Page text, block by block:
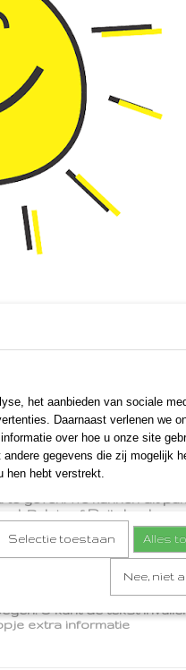
en zoetekauwen
Een lekker aardbei
en natuurlijk
Zeute Aardbei uit
45 ml. Een dipstroopje
en port. Heerlijk bij kaas
harde maar ook broze
Limburgse bodem
Een "ondeugende"
van speciale
smaken. Zowel zoet als
tekst proficiat van
met folie en lint zodat u
te geven. We kunnen dit
Belgie of Duitsland
uiteraard ook
geheel gratis een
U kunt de tekst
extra informatie
het aanbieden van sociale
Daarnaast verlenen we
over hoe u onze site
gegevens die zij mogelijk
hen hebt verstrekt.
Selectie toestaan Alles
Nee, niet